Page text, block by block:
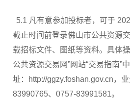
5.1 凡有意参加投标者，可于
截止时间前登录佛山市公共资源
载招标文件、图纸等资料。具体
公共资源交易网”网站“交易指南”
址：http://ggzy.foshan.gov.cn，
83990765、0757-83991581。